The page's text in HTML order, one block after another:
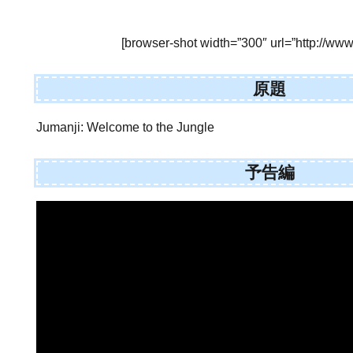
[browser-shot width=”300″ url=”http://
原題
Jumanji: Welcome to the Jungle
予告編